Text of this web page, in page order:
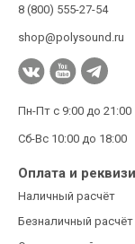
8 (800) 555-27-54
shop@polysound.ru
Пн-Пт с 9:00 до 21:00
Сб-Вс 10:00 до 18:00
Оплата и
Наличный расчёт
Безналичный расчёт